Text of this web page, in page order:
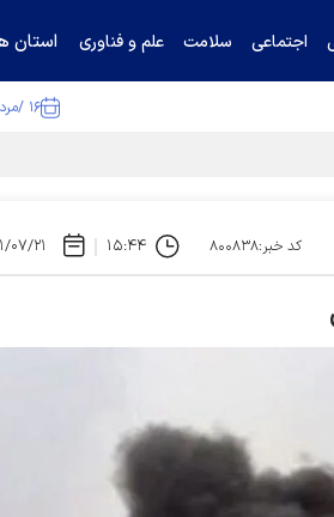
اجتماعی سلامت علم و فناوری استان
۱۶ /مرداد /۱۴۰۵
هم امتیاز شد
کد خبر:۸۰۰۸۳۸ ۱۵:۴۴ ۱۴۰۱/